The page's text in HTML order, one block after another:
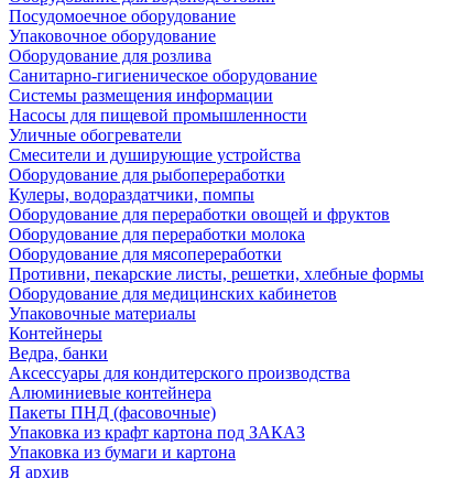
Посудомоечное оборудование
Упаковочное оборудование
Оборудование для розлива
Санитарно-гигиеническое оборудование
Системы размещения информации
Насосы для пищевой промышленности
Уличные обогреватели
Смесители и душирующие устройства
Оборудование для рыбопереработки
Кулеры, водораздатчики, помпы
Оборудование для переработки овощей и фруктов
Оборудование для переработки молока
Оборудование для мясопереработки
Противни, пекарские листы, решетки, хлебные формы
Оборудование для медицинских кабинетов
Упаковочные материалы
Контейнеры
Ведра, банки
Аксессуары для кондитерского производства
Алюминиевые контейнера
Пакеты ПНД (фасовочные)
Упаковка из крафт картона под ЗАКАЗ
Упаковка из бумаги и картона
Я архив